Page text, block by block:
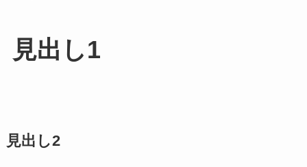
見出し1
見出し2